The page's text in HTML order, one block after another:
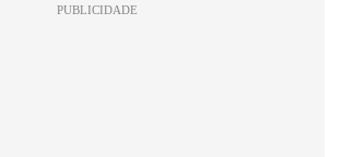
PUBLICIDADE